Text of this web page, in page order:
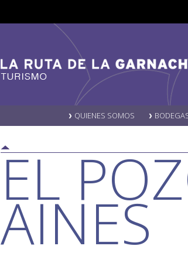
QUIENES SOMOS
EL
AINES